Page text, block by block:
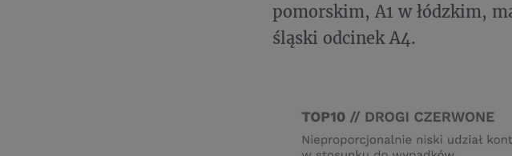
pomorskim, A1 w łódzkim,
śląski odcinek A4.